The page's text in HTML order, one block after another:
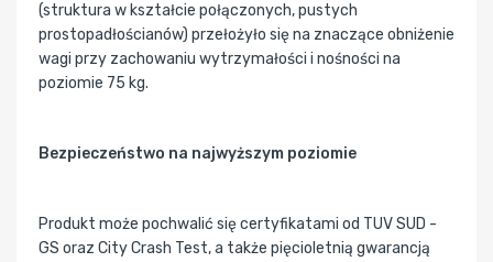
(struktura w kształcie połączonych, pustych
prostopadłościanów) przełożyło się na znaczące obniżenie
wagi przy zachowaniu wytrzymałości i nośności na
poziomie 75 kg.
Bezpieczeństwo na najwyższym poziomie
Produkt może pochwalić się certyfikatami od TUV SUD -
GS oraz City Crash Test, a także pięcioletnią gwarancją